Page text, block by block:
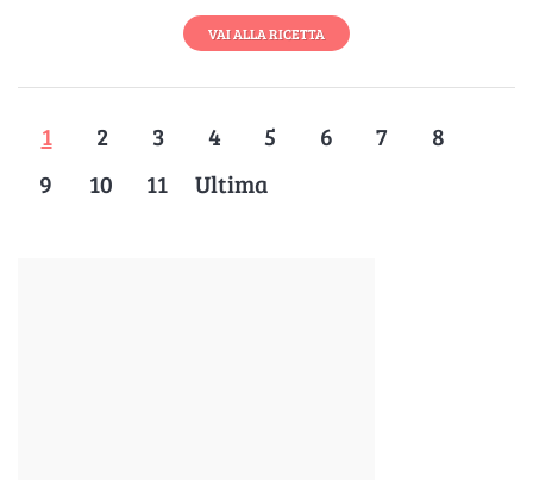
VAI ALLA RICETTA
1 2 3 4 5 6 7
8
9
10 11 Ultima